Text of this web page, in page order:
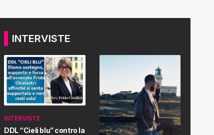
INTERVISTE
INTERVISTE
DDL “Cieli blu” contro la